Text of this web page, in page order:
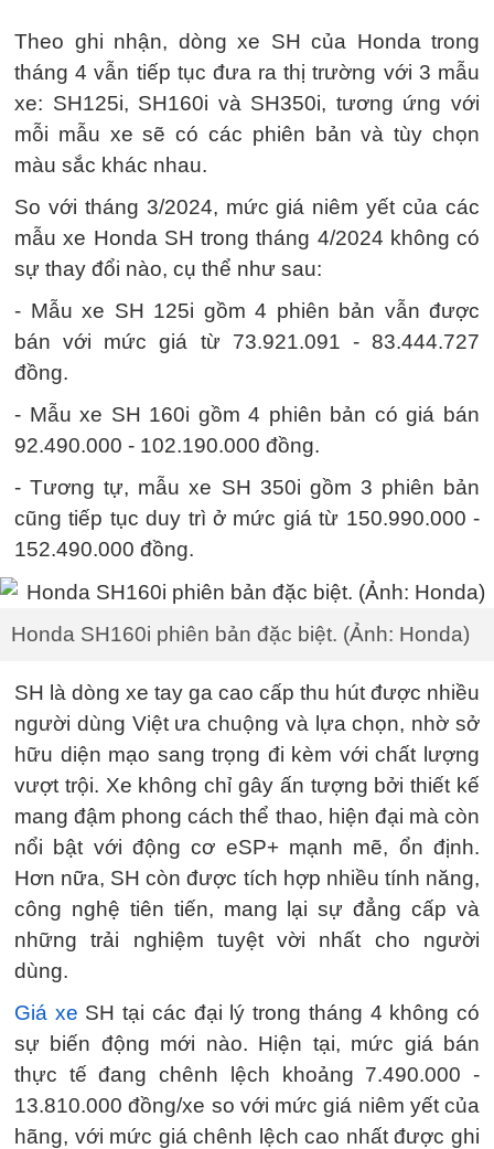
Theo ghi nhận, dòng xe SH của Honda trong
tháng 4 vẫn tiếp tục đưa ra thị trường với 3 mẫu
xe: SH125i, SH160i và SH350i, tương ứng với
mỗi mẫu xe sẽ có các phiên bản và tùy chọn
màu sắc khác nhau.
So với tháng 3/2024, mức giá niêm yết của các
mẫu xe Honda SH trong tháng 4/2024 không có
sự thay đổi nào, cụ thể như sau:
- Mẫu xe SH 125i gồm 4 phiên bản vẫn được
bán với mức giá từ 73.921.091 - 83.444.727
đồng.
- Mẫu xe SH 160i gồm 4 phiên bản có giá bán
92.490.000 - 102.190.000 đồng.
- Tương tự, mẫu xe SH 350i gồm 3 phiên bản
cũng tiếp tục duy trì ở mức giá từ 150.990.000 -
152.490.000 đồng.
Honda SH160i phiên bản đặc biệt. (Ảnh: Honda)
SH là dòng xe tay ga cao cấp thu hút được nhiều
người dùng Việt ưa chuộng và lựa chọn, nhờ sở
hữu diện mạo sang trọng đi kèm với chất lượng
vượt trội. Xe không chỉ gây ấn tượng bởi thiết kế
mang đậm phong cách thể thao, hiện đại mà còn
nổi bật với động cơ eSP+ mạnh mẽ, ổn định.
Hơn nữa, SH còn được tích hợp nhiều tính năng,
công nghệ tiên tiến, mang lại sự đẳng cấp và
những trải nghiệm tuyệt vời nhất cho người
dùng.
Giá xe SH tại các đại lý trong tháng 4 không có
sự biến động mới nào. Hiện tại, mức giá bán
thực tế đang chênh lệch khoảng 7.490.000 -
13.810.000 đồng/xe so với mức giá niêm yết của
hãng, với mức giá chênh lệch cao nhất được ghi